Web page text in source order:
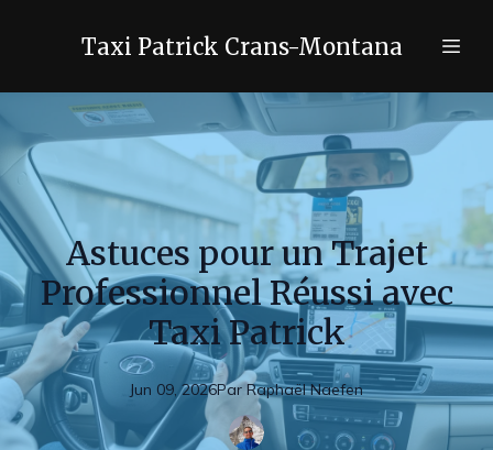
Taxi Patrick Crans-Montana
Astuces pour un Trajet
Professionnel Réussi avec
Taxi Patrick
Jun 09, 2026Par Raphaël Naefen